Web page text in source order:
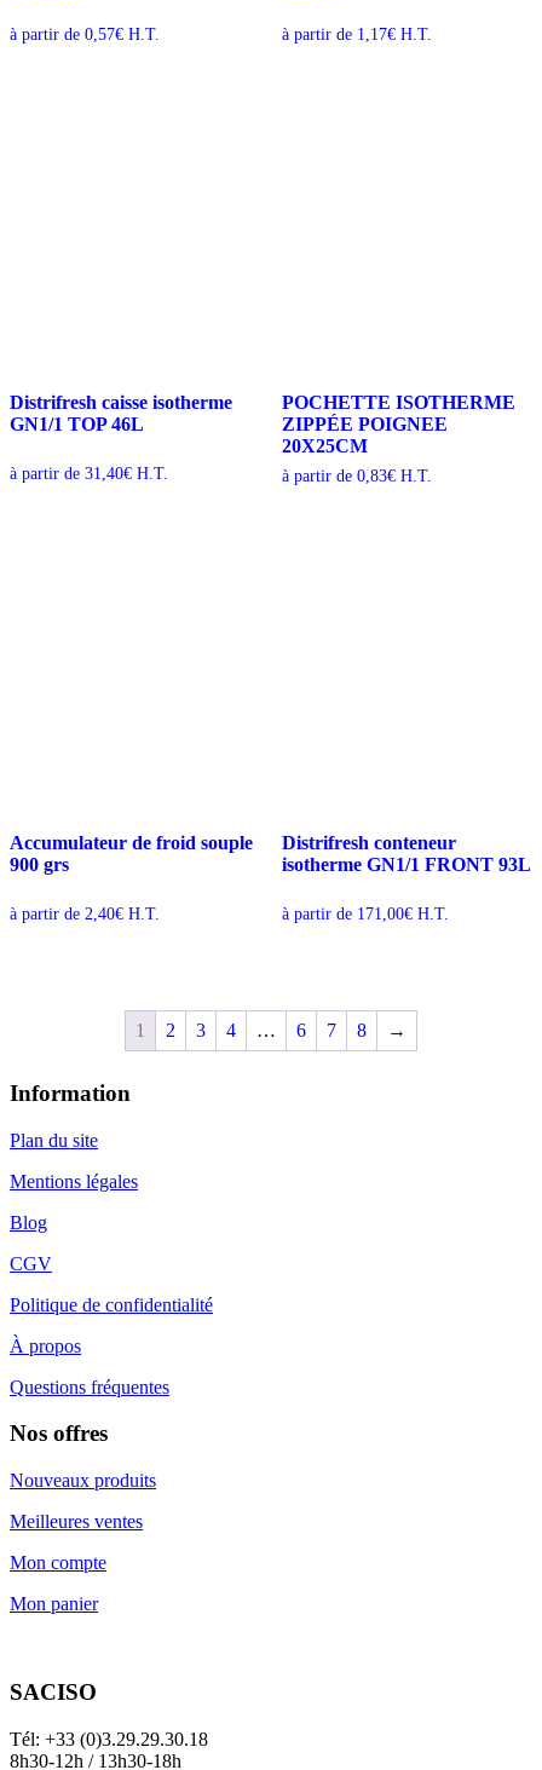
à partir de 0,57€ H.T. à partir de 1,17€H.T.
Distrifresh caisse isotherme
GN1/1 TOP 46L
à partir de 31,40€ H.T.
POCHETTE ISOTHERME
ZIPPÉE POIGNEE
20X25CM
à partir de 0,83€H.T.
Accumulateur de froid souple
900 grs
à partir de 2,40€ H.T.
Distrifresh conteneur
isotherme GN1/1 FRONT 93L
à partir de 171,00€H.T.
1 2 3 4 … 6 7 8 →
Information
Plan du site
Mentions légales
Blog
CGV
Politique de confidentialité
À propos
Questions fréquentes
Nos offres
Nouveaux produits
Meilleures ventes
Mon compte
Mon panier
SACISO
Tél: +33 (0)3.29.29.30.18
8h30-12h / 13h30-18h